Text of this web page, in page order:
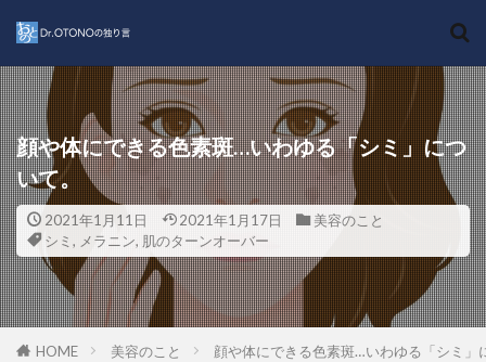
顔や体にできる色素斑…いわゆる「シミ」につ
いて。
2021年1月11日 2021年1月17日
美容のこと
シミ , メラニン, 肌のターンオーバー
HOME 美容のこと 顔や体にできる色素斑…いわゆる「シミ」
カテゴリー
タグ
スキンリサーフェシング
ファンクショナル・トレーニング
グリコール酸
le Benaton
CO2フラクショナルレーザー
五大原則
皮膚の再生を促す
ルベナトン